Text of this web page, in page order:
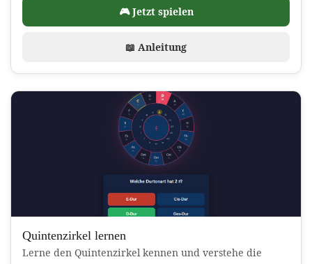
🎮 Jetzt spielen
📖 Anleitung
Quintenzirkel lernen
Lerne den Quintenzirkel kennen und verstehe die